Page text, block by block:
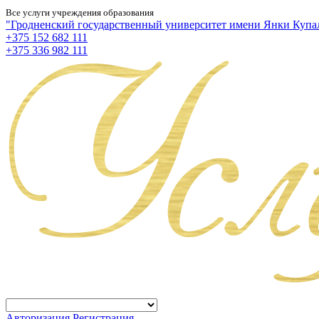
Все услуги учреждения образования
"Гродненский государственный университет имени Янки
+375 152 682 111
+375 336 982 111